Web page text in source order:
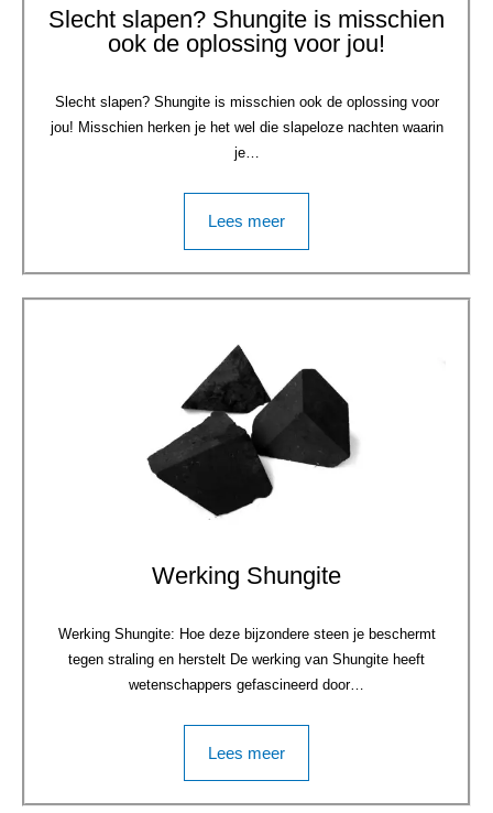
Slecht slapen? Shungite is misschien
ook de oplossing voor jou!
Slecht slapen? Shungite is misschien ook de oplossing voor
jou! Misschien herken je het wel die slapeloze nachten waarin
je…
Lees meer
Werking Shungite
Werking Shungite: Hoe deze bijzondere steen je beschermt
tegen straling en herstelt De werking van Shungite heeft
wetenschappers gefascineerd door…
Lees meer